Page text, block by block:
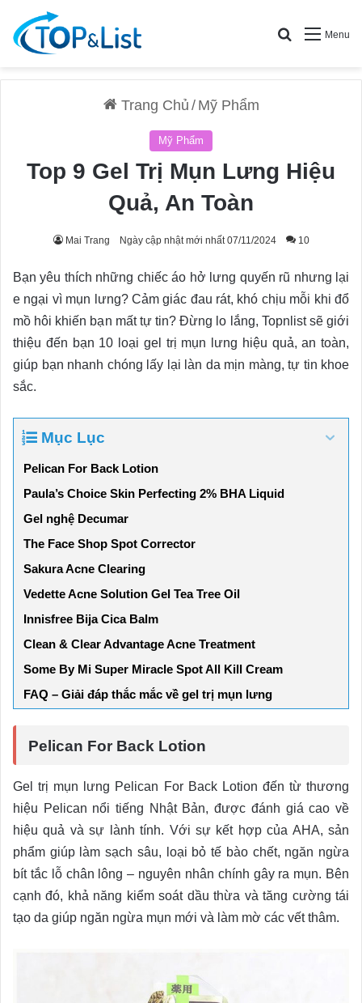
Menu
Search for
Trang Chủ / Mỹ Phẩm
Mỹ Phẩm
Top 9 Gel Trị Mụn Lưng Hiệu
Quả, An Toàn
Mai Trang Ngày cập nhật mới nhất 07/11/2024 10
Bạn yêu thích những chiếc áo hở lưng quyến rũ nhưng lại
e ngại vì mụn lưng? Cảm giác đau rát, khó chịu mỗi khi đổ
mồ hôi khiến bạn mất tự tin? Đừng lo lắng, Topnlist sẽ giới
thiệu đến bạn 10 loại gel trị mụn lưng hiệu quả, an toàn,
giúp bạn nhanh chóng lấy lại làn da mịn màng, tự tin khoe
sắc.
Mục Lục
Pelican For Back Lotion
Paula’s Choice Skin Perfecting 2% BHA Liquid
Gel nghệ Decumar
The Face Shop Spot Corrector
Sakura Acne Clearing
Vedette Acne Solution Gel Tea Tree Oil
Innisfree Bija Cica Balm
Clean & Clear Advantage Acne Treatment
Some By Mi Super Miracle Spot All Kill Cream
FAQ – Giải đáp thắc mắc về gel trị mụn lưng
Pelican For Back Lotion
Gel trị mụn lưng Pelican For Back Lotion đến từ thương
hiệu Pelican nổi tiếng Nhật Bản, được đánh giá cao về
hiệu quả và sự lành tính. Với sự kết hợp của AHA, sản
phẩm giúp làm sạch sâu, loại bỏ tế bào chết, ngăn ngừa
bít tắc lỗ chân lông – nguyên nhân chính gây ra mụn. Bên
cạnh đó, khả năng kiểm soát dầu thừa và tăng cường tái
tạo da giúp ngăn ngừa mụn mới và làm mờ các vết thâm.